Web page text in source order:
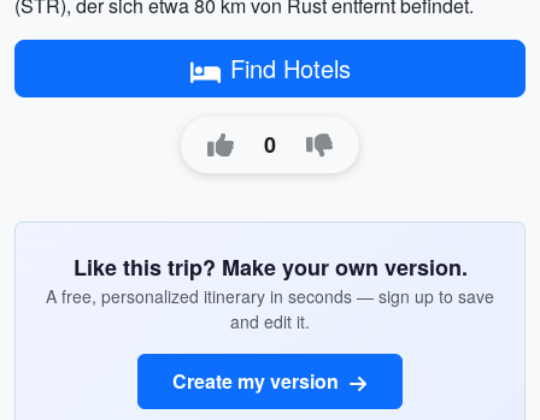
Find Hotels
0
Like this trip? Make your own version.
A free, personalized itinerary in seconds — sign up to save
and edit it.
Create my version